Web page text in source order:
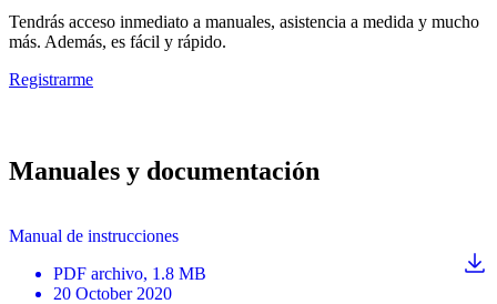
Tendrás acceso inmediato a manuales, asistencia a medida y mucho
más. Además, es fácil y rápido.
Registrarme
Manuales y documentación
Manual de instrucciones
PDF archivo, 1.8 MB
20 October 2020